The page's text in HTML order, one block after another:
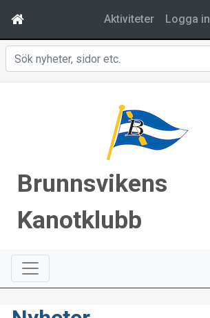
Aktiviteter Logga in
Brunnsvikens
Kanotklubb